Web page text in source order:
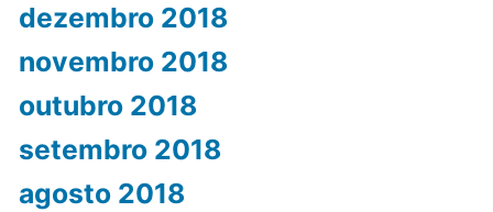
dezembro 2018
novembro 2018
outubro 2018
setembro 2018
agosto 2018